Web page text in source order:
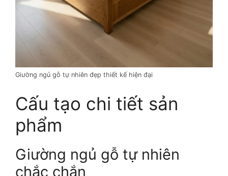
Giường ngủ gỗ tự nhiên đẹp thiết kế hiện đại
Cấu tạo chi tiết sản
phẩm
Giường ngủ gỗ tự nhiên
chắc chắn